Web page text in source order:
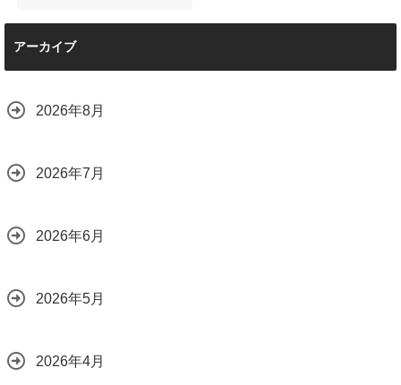
店で断られた悩み
をプロの技術で解
2026.08.04
は？
【施工事例】メル
セデス・ベンツ
C220d｜3層セラ
取り”「ミックスコ
ート」と弱点克服
2026.07.28
アーカイブ
2026年8月
2026年7月
2026年6月
2026年5月
2026年4月